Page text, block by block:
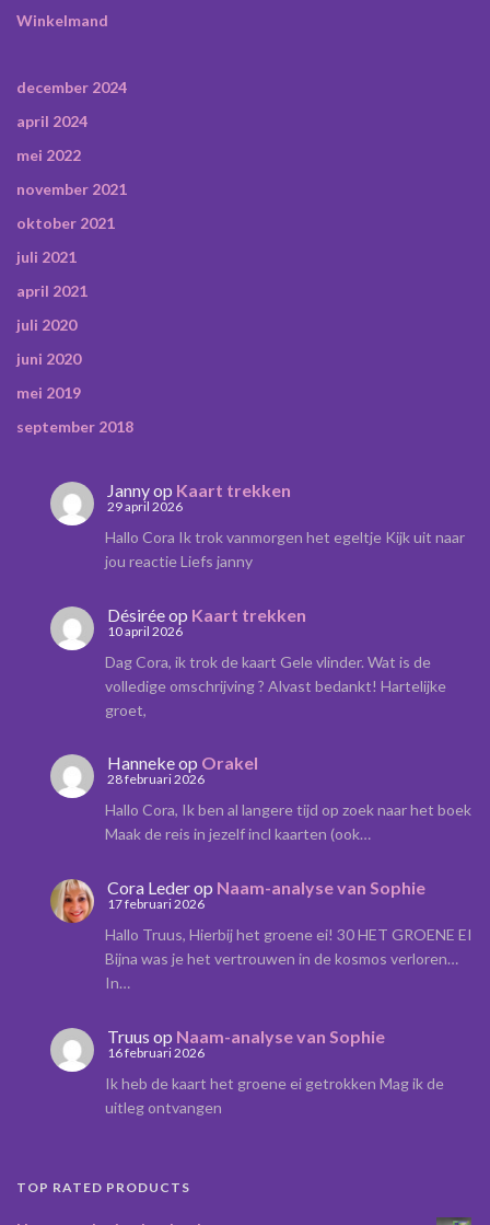
Winkelmand
december 2024
april 2024
mei 2022
november 2021
oktober 2021
juli 2021
april 2021
juli 2020
juni 2020
mei 2019
september 2018
Jannyop Kaart trekken
29 april 2026
Hallo Cora Ik trok vanmorgen het egeltje Kijk uit naar
jou reactie Liefs janny
Désiréeop Kaart trekken
10 april 2026
Dag Cora, ik trok de kaart Gele vlinder. Wat is de
volledige omschrijving ? Alvast bedankt! Hartelijke
groet,
Hannekeop Orakel
28 februari 2026
Hallo Cora, Ik ben al langere tijd op zoek naar het boek
Maak de reis in jezelf incl kaarten (ook…
Cora Lederop Naam-analyse van Sophie
17 februari 2026
Hallo Truus, Hierbij het groene ei! 30 HET GROENE EI
Bijna was je het vertrouwen in de kosmos verloren…
In…
Truus op Naam-analyse van Sophie
16 februari 2026
Ik heb de kaart het groene ei getrokken Mag ik de
uitleg ontvangen
TOP RATED PRODUCTS